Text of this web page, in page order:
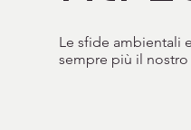
Le sfide ambientali
sempre più il